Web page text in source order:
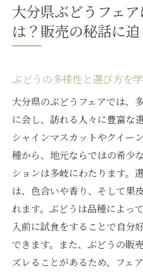
フェアを機に友達
地元で愛されるぶどう
地域に根ざしたぶど
地元の食文化とぶど
観光客と地元民が
大分の自然が育むぶ
ぶどう生産者が誇
訪問者が知るべき
なかちゃん農園のぶど
土壌と気候がもた
ぶどうの品種別に見
大分県ぶどうフェ
は？販売の秘話に迫
ぶどうの多様性と選び方を
大分県のぶどうフェアでは、
に会し、訪れる人々に豊富な
シャインマスカットやクイー
種から、地元ならではの希少
ションは多岐にわたります。
は、色合いや香り、そして果
れます。ぶどうは品種によっ
入前に試食をすることで自分
できます。また、ぶどうの販
ズレることがあるため、フェ